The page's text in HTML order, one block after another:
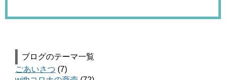
ブログのテーマ一覧
ごあいさつ (7)